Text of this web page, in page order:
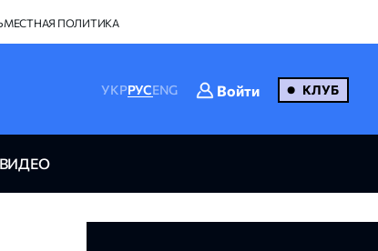
МЕСТНАЯ ПОЛИТИКА
УКРРУСENG Войти КЛУБ
ВИДЕО